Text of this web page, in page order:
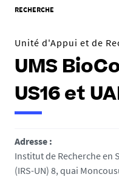
u
ê
e
i
c
:
RECHERCHE
Unité d'Appui et de
UMS
US16 et
Adresse :
Institut de Recherche en
(IRS-UN) 8, quai